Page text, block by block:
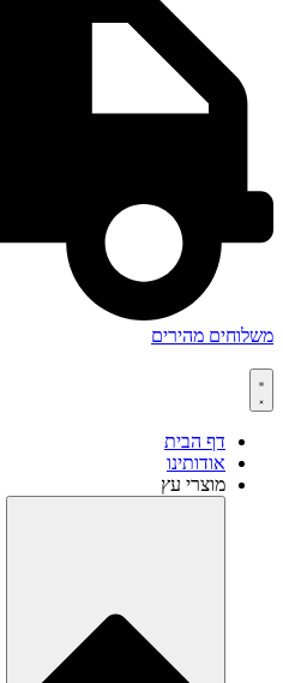
משלוחים מהירים
דף הבית
אודותינו
מוצרי עץ